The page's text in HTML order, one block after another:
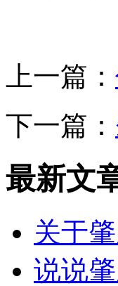
上一篇：
下一篇：
最新文
关于
说说